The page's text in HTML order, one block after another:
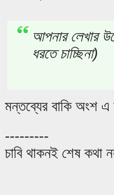
আপনার লেখার
ধরতে চাচ্ছিনা)
মন্তব্যের বাকি অংশ এ
---------
চাবি থাকনই শেষ কথা